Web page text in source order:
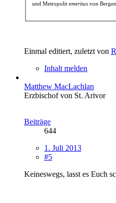
und Metropolit emeritus von Bergen
Einmal editiert, zuletzt von
Inhalt melden
Matthew MacLachlan
Erzbischof von St. Arivor
Beiträge
644
1. Juli 2013
#5
Keineswegs, lasst es Euch